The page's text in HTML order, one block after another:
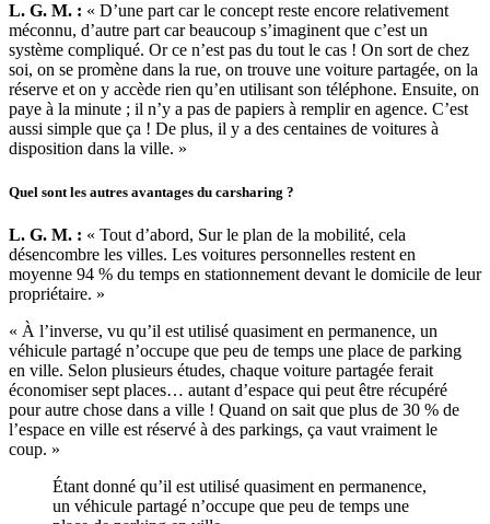
L. G. M. : « D’une part car le concept reste encore relativement
méconnu, d’autre part car beaucoup s’imaginent que c’est un
système compliqué. Or ce n’est pas du tout le cas ! On sort de chez
soi, on se promène dans la rue, on trouve une voiture partagée, on la
réserve et on y accède rien qu’en utilisant son téléphone. Ensuite, on
paye à la minute ; il n’y a pas de papiers à remplir en agence. C’est
aussi simple que ça ! De plus, il y a des centaines de voitures à
disposition dans la ville. »
Quel sont les autres avantages du carsharing ?
L. G. M. : « Tout d’abord, Sur le plan de la mobilité, cela
désencombre les villes. Les voitures personnelles restent en
moyenne 94 % du temps en stationnement devant le domicile de leur
propriétaire. »
« À l’inverse, vu qu’il est utilisé quasiment en permanence, un
véhicule partagé n’occupe que peu de temps une place de parking
en ville. Selon plusieurs études, chaque voiture partagée ferait
économiser sept places… autant d’espace qui peut être récupéré
pour autre chose dans a ville ! Quand on sait que plus de 30 % de
l’espace en ville est réservé à des parkings, ça vaut vraiment le
coup. »
Étant donné qu’il est utilisé quasiment en permanence,
un véhicule partagé n’occupe que peu de temps une